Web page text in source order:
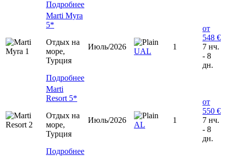
Подробнее
Marti Myra
5*
Отдых на
море,
Турция
Подробнее
Июль/2026
UAL
1
от
548 €
7 нч.
- 8
дн.
Marti
Resort 5*
Отдых на
море,
Турция
Подробнее
Июль/2026
AL
1
от
550 €
7 нч.
- 8
дн.